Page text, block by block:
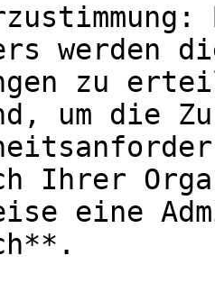
werden
zu
um die
eine